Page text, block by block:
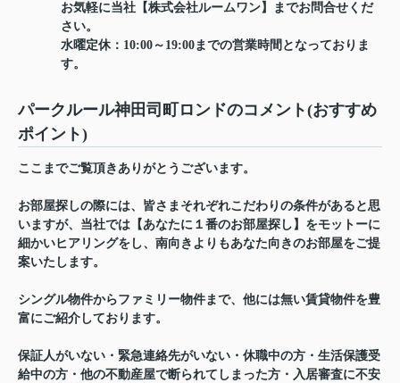
お気軽に当社【株式会社ルームワン】までお問合せくだ
さい。
水曜定休：10:00～19:00までの営業時間となっておりま
す。
パークルール神田司町ロンドのコメント(おすすめ
ポイント)
ここまでご覧頂きありがとうございます。
お部屋探しの際には、皆さまそれぞれこだわりの条件があると思
いますが、当社では【あなたに１番のお部屋探し】をモットーに
細かいヒアリングをし、南向きよりもあなた向きのお部屋をご提
案いたします。
シングル物件からファミリー物件まで、他には無い賃貸物件を豊
富にご紹介しております。
保証人がいない・緊急連絡先がいない・休職中の方・生活保護受
給中の方・他の不動産屋で断られてしまった方・入居審査に不安